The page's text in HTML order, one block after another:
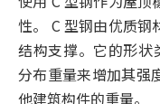
性。 C 型钢由优质钢
结构支撑。它的形
分布重量来增加其强
他建筑构件的重量。